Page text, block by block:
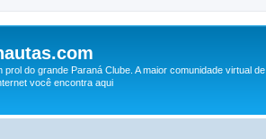
prol do grande Paraná Clube. A maior comunidade virtual de
você encontra aqui